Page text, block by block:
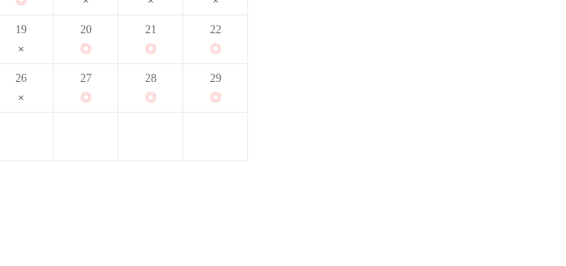
19 20 21 22
26 27 28 29